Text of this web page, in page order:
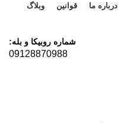
درباره ما قوانین وبلاگ
شماره روبیکا و بله:
09128870988